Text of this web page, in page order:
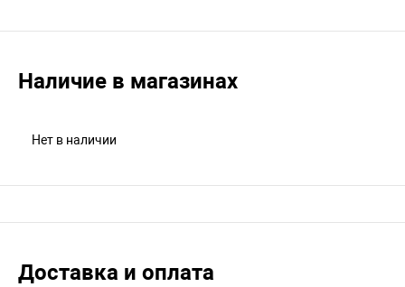
Наличие в магазинах
Нет в наличии
Доставка и оплата